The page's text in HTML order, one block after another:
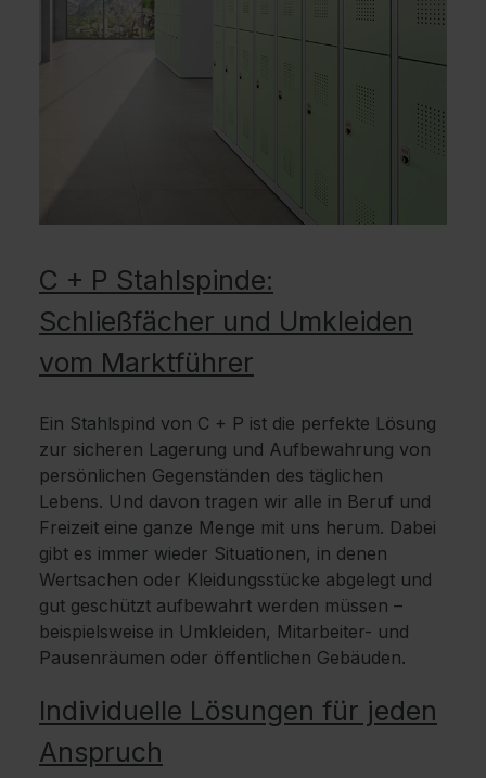
C + P Stahlspinde:
Schließfächer und Umkleiden
vom Marktführer
Ein Stahlspind von C + P ist die perfekte Lösung
zur sicheren Lagerung und Aufbewahrung von
persönlichen Gegenständen des täglichen
Lebens. Und davon tragen wir alle in Beruf und
Freizeit eine ganze Menge mit uns herum. Dabei
gibt es immer wieder Situationen, in denen
Wertsachen oder Kleidungsstücke abgelegt und
gut geschützt aufbewahrt werden müssen –
beispielsweise in Umkleiden, Mitarbeiter- und
Pausenräumen oder öffentlichen Gebäuden.
Individuelle Lösungen für jeden
Anspruch